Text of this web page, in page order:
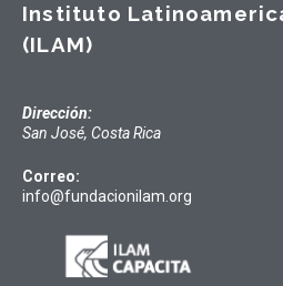
Instituto
(ILAM)
Dirección:
San José, Costa Rica
Correo:
info@fundacionilam.org